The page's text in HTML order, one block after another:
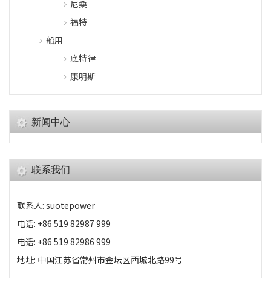
尼桑
福特
船用
底特律
康明斯
新闻中心
联系我们
联系人: suotepower
电话: +86 519 82987 999
电话: +86 519 82986 999
地址: 中国江苏省常州市金坛区西城北路99号